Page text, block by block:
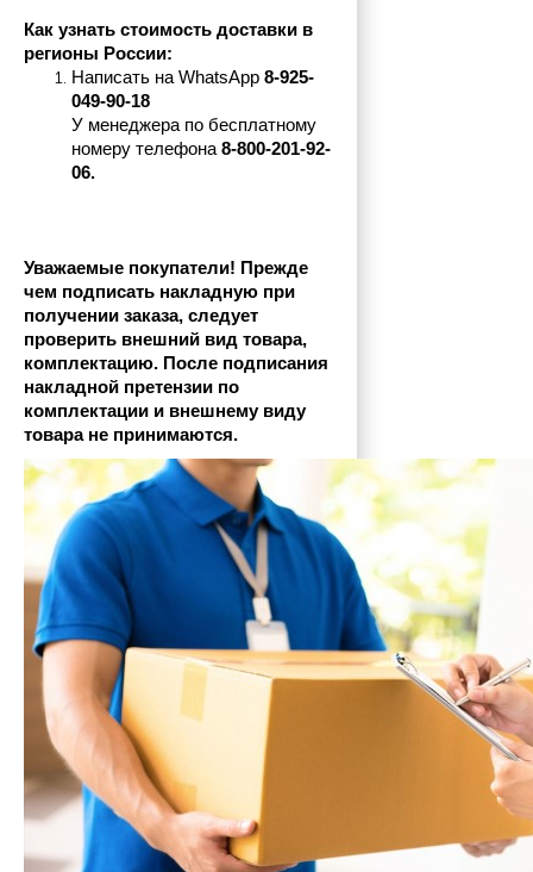
Как узнать стоимость доставки в
регионы России:
Написать на WhatsApp 8-925-
049-90-18
У менеджера по бесплатному
номеру телефона 8-800-201-92-
06.
Уважаемые покупатели! Прежде
чем подписать накладную при
получении заказа, следует
проверить внешний вид товара,
комплектацию. После подписания
накладной претензии по
комплектации и внешнему виду
товара не принимаются.